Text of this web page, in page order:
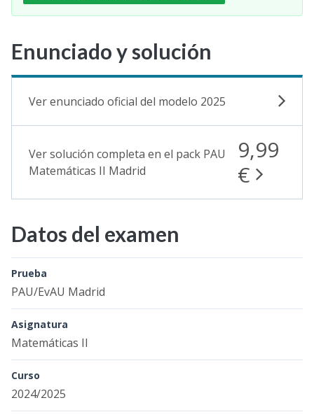
Enunciado y solución
Ver enunciado oficial del modelo 2025
Ver solución completa en el pack PAU
Matemáticas II Madrid
9,99
€
Datos del examen
Prueba
PAU/EvAU Madrid
Asignatura
Matemáticas II
Curso
2024/2025